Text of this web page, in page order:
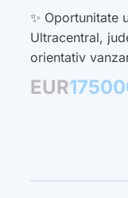
✨ Oportunitate
Ultracentral,
orientativ
EUR